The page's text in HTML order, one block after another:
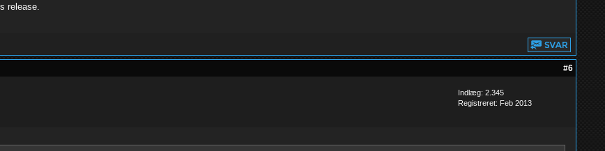
release.
#6
Indlæg: 2.345
Registreret: Feb 2013